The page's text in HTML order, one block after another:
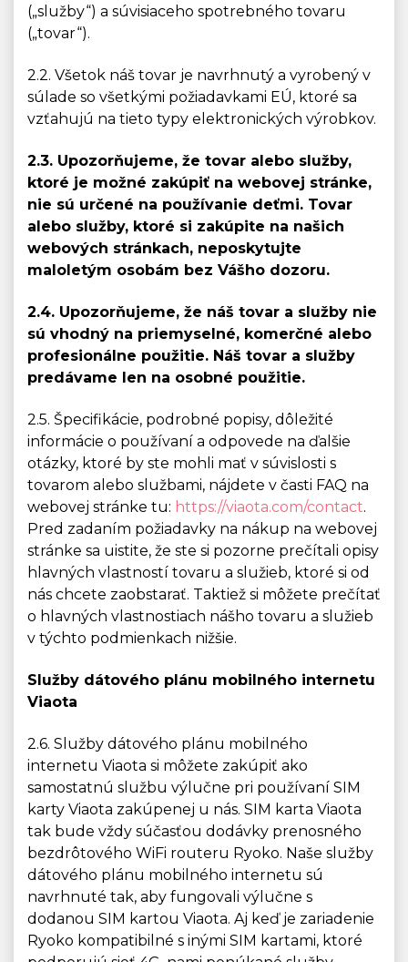
(„služby“) a súvisiaceho spotrebného tovaru
(„tovar“).
2.2. Všetok náš tovar je navrhnutý a vyrobený v
súlade so všetkými požiadavkami EÚ, ktoré sa
vzťahujú na tieto typy elektronických výrobkov.
2.3. Upozorňujeme, že tovar alebo služby,
ktoré je možné zakúpiť na webovej stránke,
nie sú určené na používanie deťmi. Tovar
alebo služby, ktoré si zakúpite na našich
webových stránkach, neposkytujte
maloletým osobám bez Vášho dozoru.
2.4. Upozorňujeme, že náš tovar a služby nie
sú vhodný na priemyselné, komerčné alebo
profesionálne použitie. Náš tovar a služby
predávame len na osobné použitie.
2.5. Špecifikácie, podrobné popisy, dôležité
informácie o používaní a odpovede na ďalšie
otázky, ktoré by ste mohli mať v súvislosti s
tovarom alebo službami, nájdete v časti FAQ na
webovej stránke tu: https://viaota.com/contact.
Pred zadaním požiadavky na nákup na webovej
stránke sa uistite, že ste si pozorne prečítali opisy
hlavných vlastností tovaru a služieb, ktoré si od
nás chcete zaobstarať. Taktiež si môžete prečítať
o hlavných vlastnostiach nášho tovaru a služieb
v týchto podmienkach nižšie.
Služby dátového plánu mobilného internetu
Viaota
2.6. Služby dátového plánu mobilného
internetu Viaota si môžete zakúpiť ako
samostatnú službu výlučne pri používaní SIM
karty Viaota zakúpenej u nás. SIM karta Viaota
tak bude vždy súčasťou dodávky prenosného
bezdrôtového WiFi routeru Ryoko. Naše služby
dátového plánu mobilného internetu sú
navrhnuté tak, aby fungovali výlučne s
dodanou SIM kartou Viaota. Aj keď je zariadenie
Ryoko kompatibilné s inými SIM kartami, ktoré